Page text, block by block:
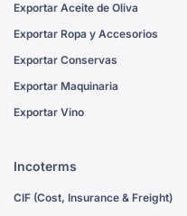
Exportar Aceite de Oliva
Exportar Ropa y Accesorios
Exportar Conservas
Exportar Maquinaria
Exportar Vino
Incoterms
CIF (Cost, Insurance & Freight)